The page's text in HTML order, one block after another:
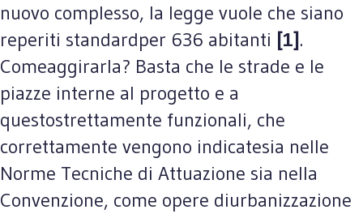
nuovo complesso, la legge vuole che siano
reperiti standardper 636 abitanti [1].
Comeaggirarla? Basta che le strade e le
piazze interne al progetto e a
questostrettamente funzionali, che
correttamente vengono indicatesia nelle
Norme Tecniche di Attuazione sia nella
Convenzione, come opere diurbanizzazione